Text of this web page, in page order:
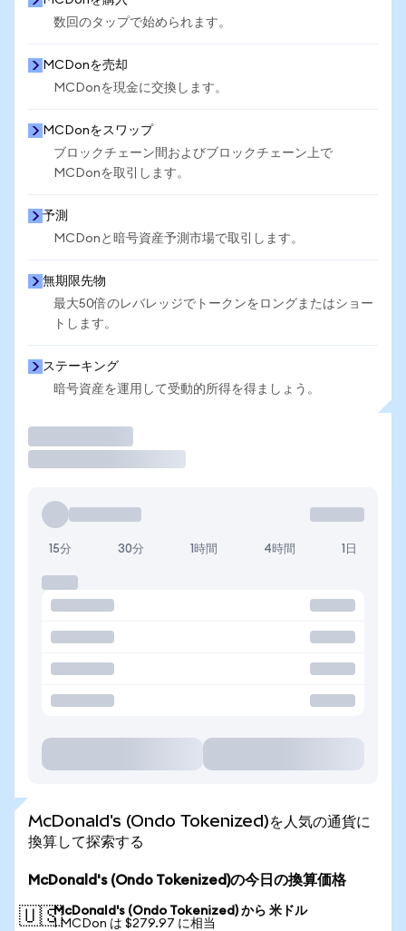
数回のタップで始められます。
MCDonを売却
MCDonを現金に交換します。
MCDonをスワップ
ブロックチェーン間およびブロックチェーン上で
MCDonを取引します。
予測
MCDonと暗号資産予測市場で取引します。
無期限先物
最大50倍のレバレッジでトークンをロングまたはショー
トします。
ステーキング
暗号資産を運用して受動的所得を得ましょう。
15分 30分 1時間 4時間 1日
McDonald's (Ondo Tokenized)を人気の通貨に
換算して探索する
McDonald's (Ondo Tokenized)の今日の換算価格
🇺🇸McDonald's (Ondo Tokenized) から 米ドル
1 MCDon は $279.97 に相当